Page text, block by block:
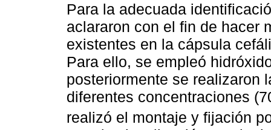
Para la adecuada
aclararon con el fin de hacer
existentes en la cápsula
Para ello, se empleó
posteriormente se realizaron
diferentes concentraciones
realizó el montaje y fijación